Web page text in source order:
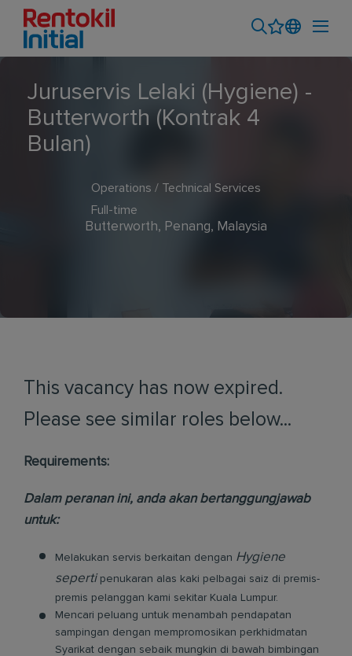
Juruservis Lelaki (Hygiene) -
Butterworth (Kontrak 4
Bulan)
Operations / Technical Services
Full-time
Butterworth, Penang, Malaysia
This vacancy has now expired.
Please see similar roles below...
Requirements:
Dalam peranan ini, anda akan bertanggungjawab
untuk:
Melakukan servis berkaitan dengan Hygiene
seperti penukaran alas kaki pelbagai saiz di premis-
premis pelanggan kami sekitar Kuala Lumpur.
Mencari peluang untuk menambah pendapatan
sampingan dengan mempromosikan perkhidmatan
Syarikat dengan sebaik mungkin di bawah bimbingan